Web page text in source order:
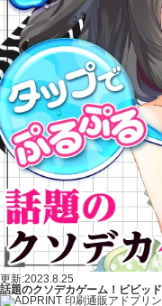
更新:2023.8.25
話題のクソデカゲーム！ビビッ